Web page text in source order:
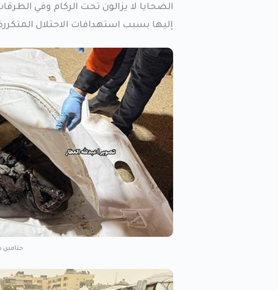
الضحايا لا يزالون تحت الركام وفي
إليها بسبب استهدافات الاحتلال